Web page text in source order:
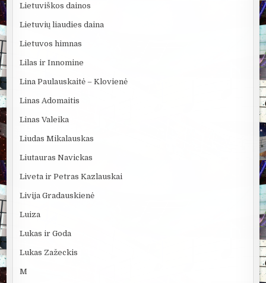
Lietuviškos dainos
Lietuvių liaudies daina
Lietuvos himnas
Lilas ir Innomine
Lina Paulauskaitė – Klovienė
Linas Adomaitis
Linas Valeika
Liudas Mikalauskas
Liutauras Navickas
Liveta ir Petras Kazlauskai
Livija Gradauskienė
Luiza
Lukas ir Goda
Lukas Zažeckis
M